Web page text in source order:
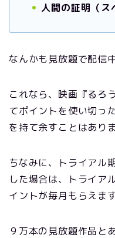
人間の証明（ス
なんかも見放題で配信
これなら、映画『るろ
てポイントを使い切っ
を持て余すことはありま
ちなみに、
トライアル
した場合は、トライア
イントが毎月もらえます
９万本の見放題作品と